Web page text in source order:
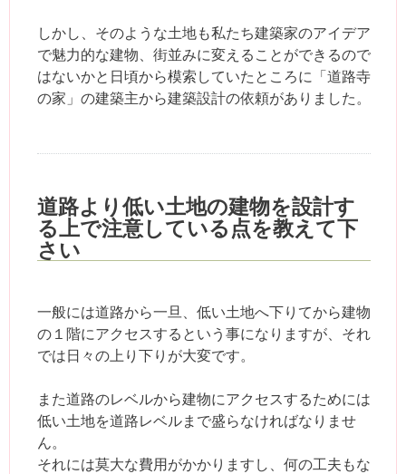
しかし、そのような土地も私たち建築家のアイデア
で魅力的な建物、街並みに変えることができるので
はないかと日頃から模索していたところに「道路寺
の家」の建築主から建築設計の依頼がありました。
道路より低い土地の建物を設計す
る上で注意している点を教えて下
さい
一般には道路から一旦、低い土地へ下りてから建物
の１階にアクセスするという事になりますが、それ
では日々の上り下りが大変です。
また道路のレベルから建物にアクセスするためには
低い土地を道路レベルまで盛らなければなりませ
ん。
それには莫大な費用がかかりますし、何の工夫もな